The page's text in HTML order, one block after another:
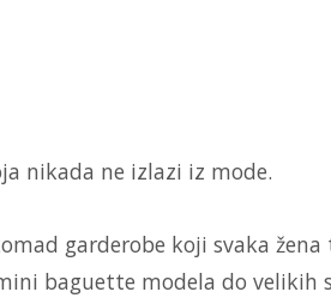
nikada ne izlazi iz mode.
garderobe koji svaka
baguette modela do velikih